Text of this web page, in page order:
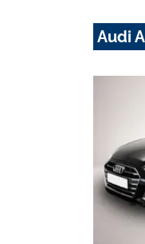
Audi